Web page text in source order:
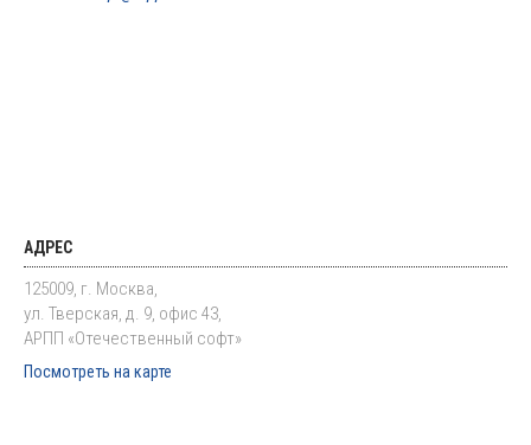
АДРЕС
125009, г. Москва,
ул. Тверская, д. 9, офис 43,
АРПП «Отечественный софт»
Посмотреть на карте